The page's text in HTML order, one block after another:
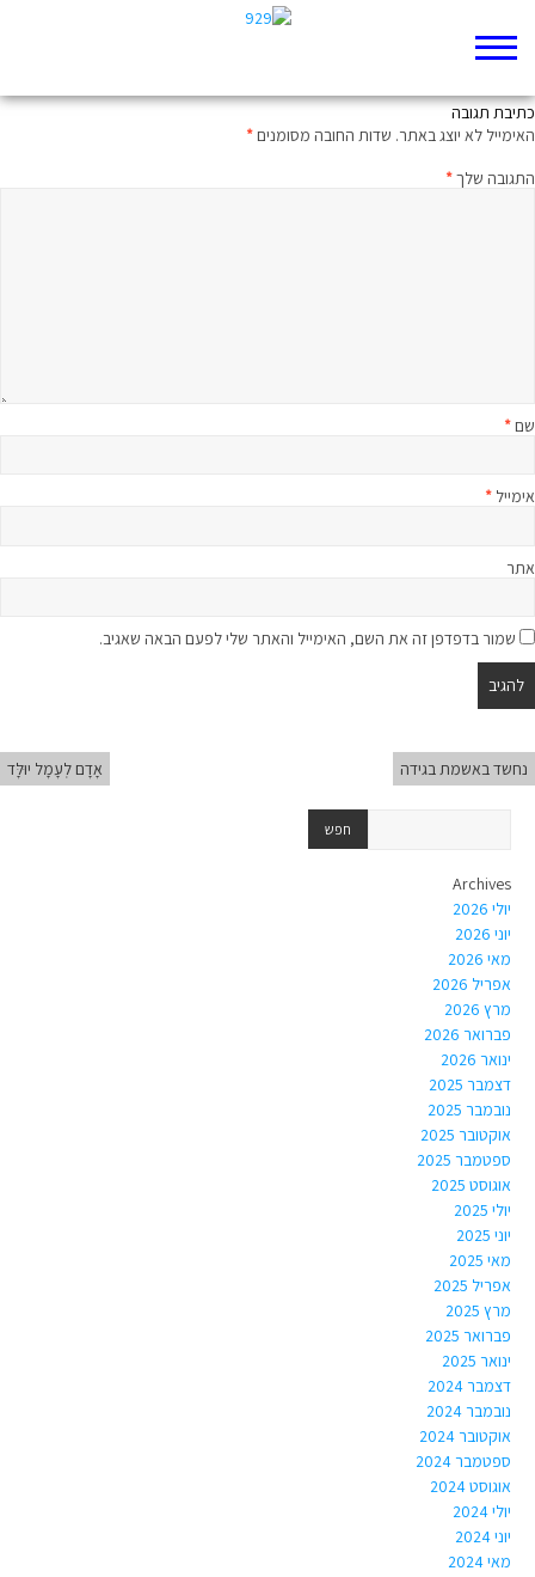
כתיבת תגובה
האימייל לא יוצג באתר. שדות החובה מסומנים*
התגובה שלך*
שם*
אימייל *
אתר
שמור בדפדפן זה את השם, האימייל והאתר שלי לפעם הבאה שאגיב.
נחשד באשמת בגידה אָדָם לְעָמָל יוּלָּד
Archives
יולי 2026
יוני 2026
מאי 2026
אפריל 2026
מרץ 2026
פברואר 2026
ינואר 2026
דצמבר 2025
נובמבר 2025
אוקטובר 2025
ספטמבר 2025
אוגוסט 2025
יולי 2025
יוני 2025
מאי 2025
אפריל 2025
מרץ 2025
פברואר 2025
ינואר 2025
דצמבר 2024
נובמבר 2024
אוקטובר 2024
ספטמבר 2024
אוגוסט 2024
יולי 2024
יוני 2024
מאי 2024